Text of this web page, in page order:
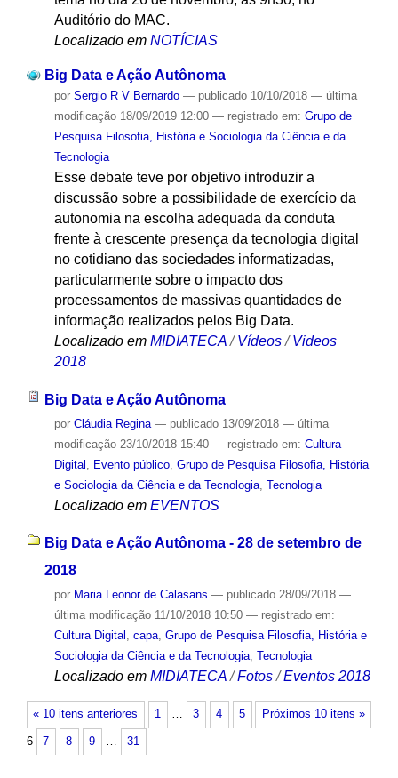
Auditório do MAC.
Localizado em NOTÍCIAS
Big Data e Ação Autônoma
por Sergio R V Bernardo — publicado10/10/2018 — última
modificação18/09/2019 12:00 — registrado em: Grupo de
Pesquisa Filosofia, História e Sociologia da Ciência e da
Tecnologia
Esse debate teve por objetivo introduzir a
discussão sobre a possibilidade de exercício da
autonomia na escolha adequada da conduta
frente à crescente presença da tecnologia digital
no cotidiano das sociedades informatizadas,
particularmente sobre o impacto dos
processamentos de massivas quantidades de
informação realizados pelos Big Data.
Localizado em MIDIATECA /Vídeos /Videos
2018
Big Data e Ação Autônoma
por Cláudia Regina — publicado13/09/2018 — última
modificação23/10/2018 15:40 — registrado em: Cultura
Digital
Evento público, Grupo de Pesquisa Filosofia, História
e Sociologia da Ciência e da Tecnologia, Tecnologia
Localizado em EVENTOS
Big Data e Ação Autônoma - 28 de setembro de
2018
por Maria Leonor de Calasans — publicado28/09/2018 —
última modificação11/10/2018 10:50 — registrado em:
Cultura Digital , capa, Grupo de Pesquisa Filosofia, História e
Sociologia da Ciência e da Tecnologia, Tecnologia
Localizado em MIDIATECA /Fotos /Eventos 2018
« 10 itens anteriores Próximos 10 itens »
1 … 3 4 5
6 7 8 9 … 31